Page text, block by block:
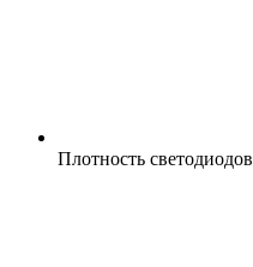
Плотность светодиодов